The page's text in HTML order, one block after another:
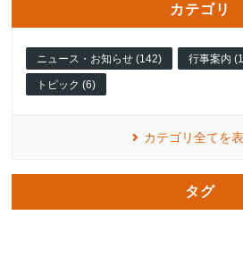
カテゴリ
ニュース・お知らせ (142) 行事案内
トピック (6)
カテゴリ全てを
タグ